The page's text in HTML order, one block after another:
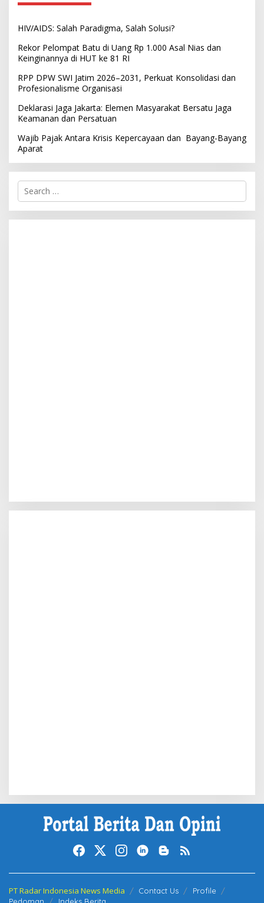
HIV/AIDS: Salah Paradigma, Salah Solusi?
Rekor Pelompat Batu di Uang Rp 1.000 Asal Nias dan
Keinginannya di HUT ke 81 RI
RPP DPW SWI Jatim 2026–2031, Perkuat Konsolidasi dan
Profesionalisme Organisasi
Deklarasi Jaga Jakarta: Elemen Masyarakat Bersatu Jaga
Keamanan dan Persatuan
Wajib Pajak Antara Krisis Kepercayaan dan Bayang-Bayang
Aparat
S
r
PT Radar Indonesia News Media Contact Us
Profile
Pedoman
Indeks Berita